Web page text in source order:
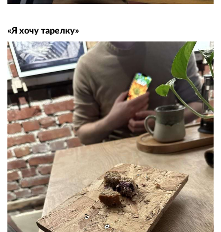
«Я хочу тарелку»